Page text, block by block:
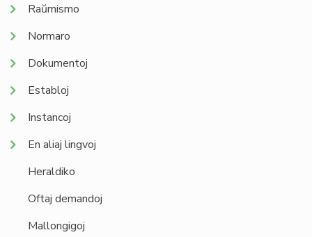
Raŭmismo
Normaro
Dokumentoj
Establoj
Instancoj
En aliaj lingvoj
Heraldiko
Oftaj demandoj
Mallongigoj